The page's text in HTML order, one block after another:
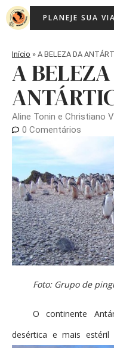
para
PLANEJE SUA
Início » A BELEZA DA
A
Aline Tonin e Christiano
0 Comentários
Foto: Grupo de
O continente
desértica e mais estéril